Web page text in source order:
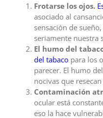
Frotarse los ojos.
asociado al
sensación de
seriamente nuestra
El humo del
del tabaco para los
parecer. El humo
nocivas que
Contaminación
ocular está
eso la hace